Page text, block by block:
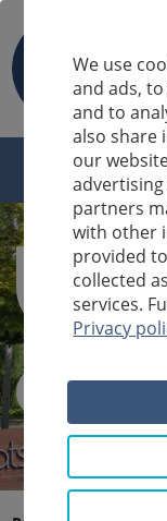
Sucheingabe
We use
and ads,
and to
also share
our
partners
with other
provided
collected
services.
Privacy